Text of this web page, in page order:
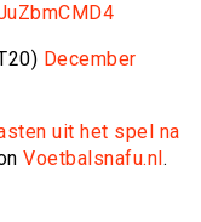
December
uit het spel na
Voetbalsnafu.nl.